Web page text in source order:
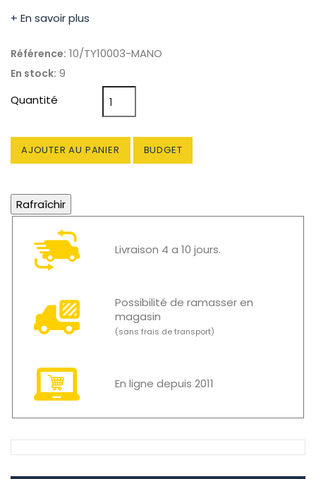
+ En savoir plus
Référence: 10/TY10003-MANO
En stock: 9
Quantité
AJOUTER AU PANIER BUDGET
Livraison 4 a 10 jours.
Possibilité de ramasser en
magasin
(sans frais de transport)
En ligne depuis 2011